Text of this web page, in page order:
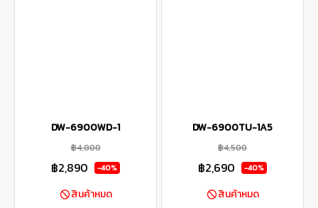
DW-6900WD-1
฿4,800
฿2,890 -40%
สินค้าหมด
DW-6900TU-1A5
฿4,500
฿2,690 -40%
สินค้าหมด